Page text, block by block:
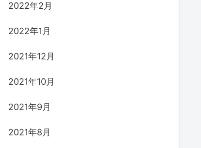
2022年2月
2022年1月
2021年12月
2021年10月
2021年9月
2021年8月